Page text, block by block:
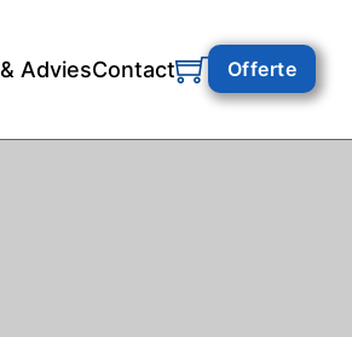
AdviesContact Offerte